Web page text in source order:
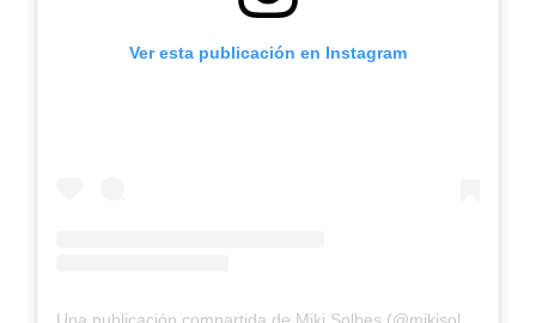
Ver esta publicación en Instagram
Una publicación compartida de Miki Solbes (@mikisolbes)